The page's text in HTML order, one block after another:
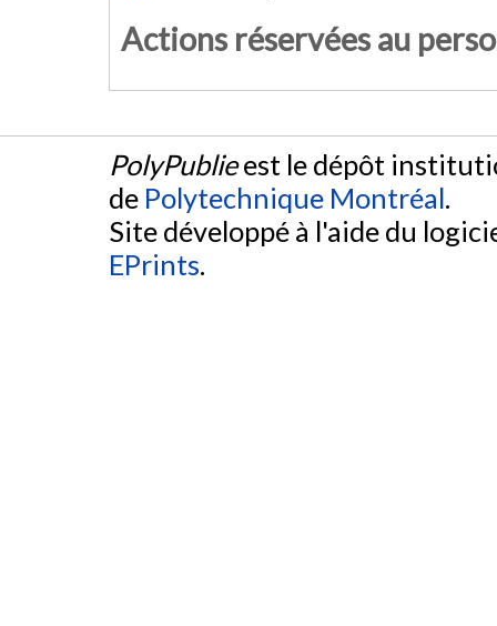
Actions réservées au
PolyPublieest le dépôt
de Polytechnique Montréal.
Site développé à l'aide du
EPrints.